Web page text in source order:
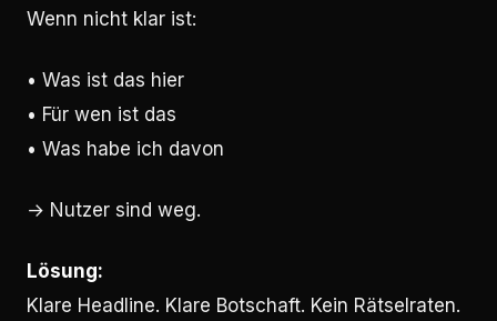
Wenn nicht klar ist:
• Was ist das hier
• Für wen ist das
• Was habe ich davon
→ Nutzer sind weg.
Lösung:
Klare Headline. Klare Botschaft. Kein Rätselraten.